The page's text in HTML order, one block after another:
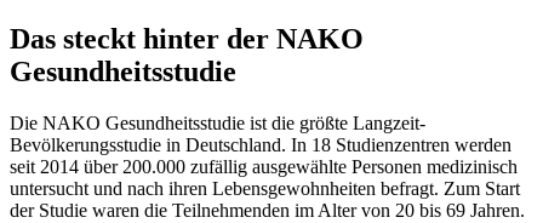
Das steckt hinter der NAKO
Gesundheitsstudie
Die NAKO Gesundheitsstudie ist die größte Langzeit-
Bevölkerungsstudie in Deutschland. In 18 Studienzentren werden
seit 2014 über 200.000 zufällig ausgewählte Personen medizinisch
untersucht und nach ihren Lebensgewohnheiten befragt. Zum Start
der Studie waren die Teilnehmenden im Alter von 20 bis 69 Jahren.